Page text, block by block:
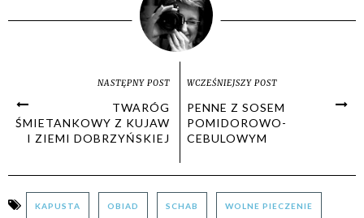
NASTĘPNY POST
TWARÓG
ŚMIETANKOWY Z KUJAW
I ZIEMI DOBRZYŃSKIEJ
WCZEŚNIEJSZY POST
PENNE Z SOSEM
POMIDOROWO-
CEBULOWYM
KAPUSTA OBIAD SCHAB WOLNE PIECZENIE